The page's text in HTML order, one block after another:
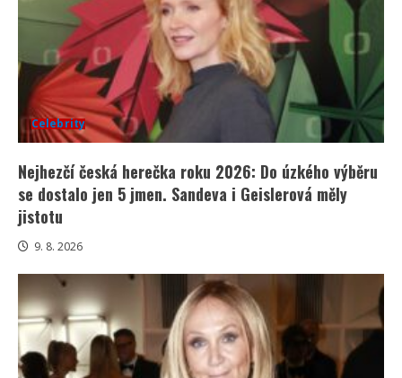
Celebrity
Nejhezčí česká herečka roku 2026: Do úzkého výběru
se dostalo jen 5 jmen. Sandeva i Geislerová měly
jistotu
9. 8. 2026